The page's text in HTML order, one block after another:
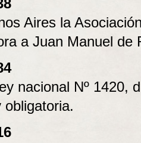
Aires la
a Juan Manuel de
nacional Nº 1420,